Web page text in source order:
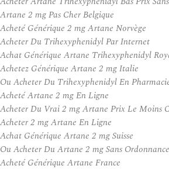
Artane 2 mg Pas Cher Belgique
Acheté Générique 2 mg Artane Norvège
Acheter Du Trihexyphenidyl Par Internet
Achat Générique Artane Trihexyphenidyl
Achetez Générique Artane 2 mg Italie
Ou Acheter Du Trihexyphenidyl En
Acheté Artane 2 mg En Ligne
Acheter Du Vrai 2 mg Artane Prix Le Moins
Acheter 2 mg Artane En Ligne
Achat Générique Artane 2 mg Suisse
Ou Acheter Du Artane 2 mg Sans
Acheté Générique Artane France